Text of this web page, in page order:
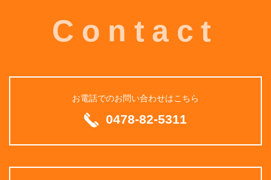
Contact
お電話でのお問い合わせはこちら
0478-82-5311